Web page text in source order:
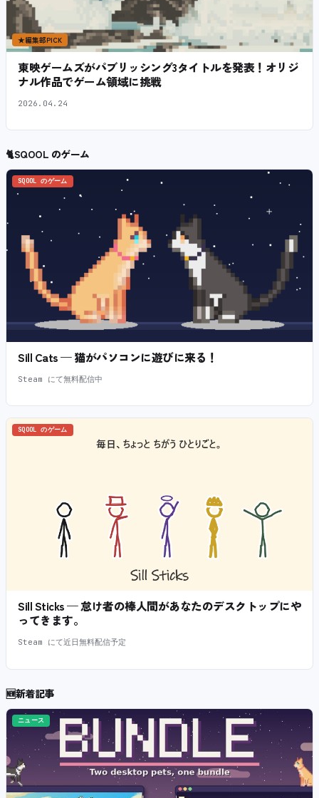
★編集部PICK
東映ゲームズがパブリッシング3タイトルを発表！オリジ
ナル作品でゲーム領域に挑戦
2026.04.24
🐈SQOOL のゲーム
SQOOL のゲーム
Sill Cats — 猫がパソコンに遊びに来る！
Steam にて無料配信中
SQOOL のゲーム
Sill Sticks — 怠け者の棒人間があなたのデスクトップにや
ってきます。
Steam にて近日無料配信予定
🆕新着記事
ニュース